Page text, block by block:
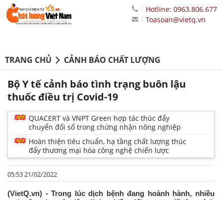
Hotline: 0963.806.677
Toasoan@vietq.vn
TRANG CHỦ CẢNH BÁO CHẤT LƯỢNG
Bộ Y tế cảnh báo tình trạng buôn lậu
thuốc điều trị Covid-19
QUACERT và VNPT Green hợp tác thúc đẩy
chuyển đổi số trong chứng nhận nông nghiệp
Hoàn thiện tiêu chuẩn, hạ tầng chất lượng thúc
đẩy thương mại hóa công nghệ chiến lược
05:53 21/02/2022
(VietQ.vn) - Trong lúc dịch bệnh đang hoành hành, nhiều